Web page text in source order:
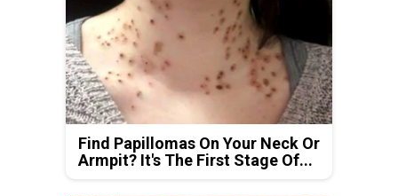
Find Papillomas On Your Neck Or
Armpit? It's The First Stage Of...